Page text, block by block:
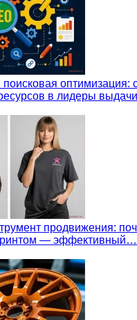
оптимизация:
в лидеры выдачи
продвижения:
— эффективный…